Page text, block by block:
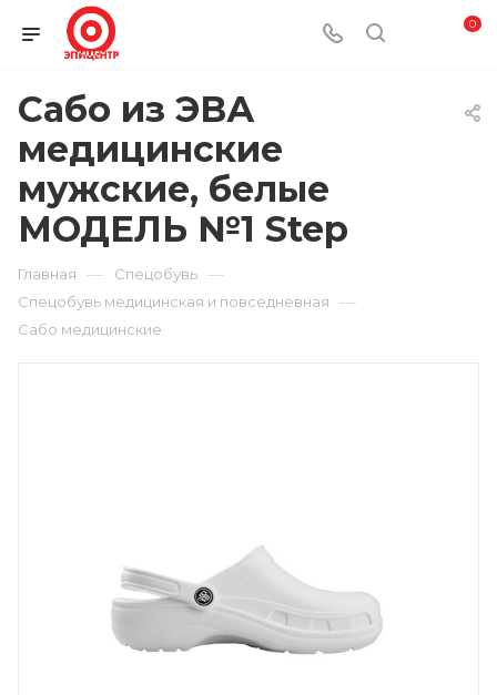
0
Сабо из ЭВА
медицинские
мужские, белые
МОДЕЛЬ №1 Step
Главная — Спецобувь —
Спецобувь медицинская и повседневная —
Сабо медицинские